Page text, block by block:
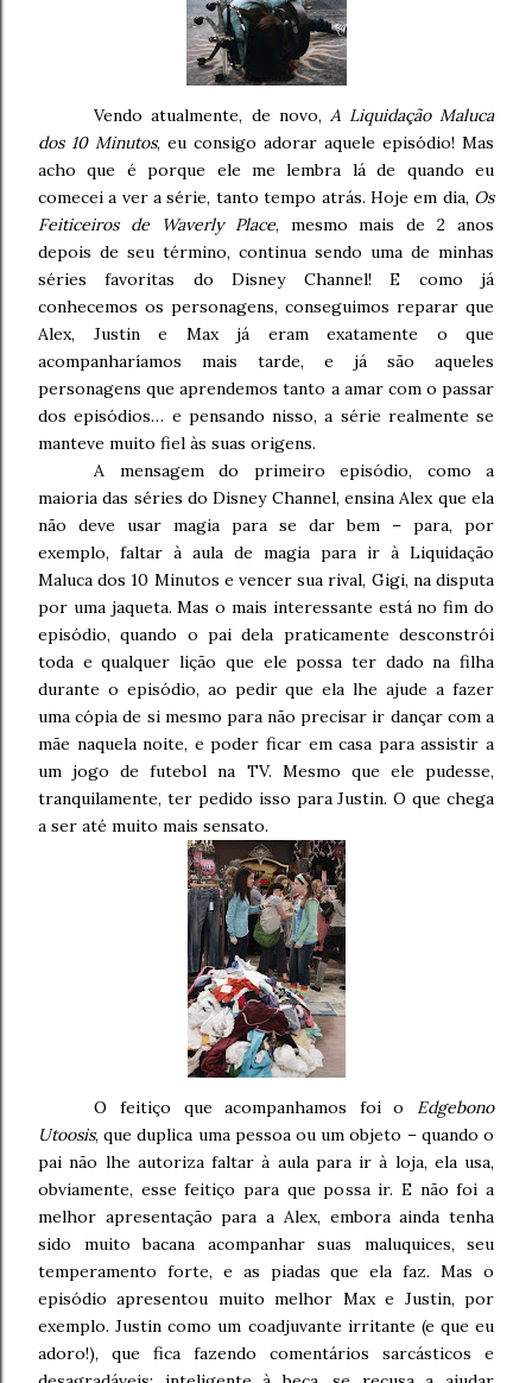
Vendo atualmente, de novo, A Liquidação Maluca
dos 10 Minutos, eu consigo adorar aquele episódio! Mas
acho que é porque ele me lembra lá de quando eu
comecei a ver a série, tanto tempo atrás. Hoje em dia, Os
Feiticeiros de Waverly Place, mesmo mais de 2 anos
depois de seu término, continua sendo uma de minhas
séries favoritas do Disney Channel! E como já
conhecemos os personagens, conseguimos reparar que
Alex, Justin e Max já eram exatamente o que
acompanharíamos mais tarde, e já são aqueles
personagens que aprendemos tanto a amar com o passar
dos episódios… e pensando nisso, a série realmente se
manteve muito fiel às suas origens.
A mensagem do primeiro episódio, como a
maioria das séries do Disney Channel, ensina Alex que ela
não deve usar magia para se dar bem – para, por
exemplo, faltar à aula de magia para ir à Liquidação
Maluca dos 10 Minutos e vencer sua rival, Gigi, na disputa
por uma jaqueta. Mas o mais interessante está no fim do
episódio, quando o pai dela praticamente desconstrói
toda e qualquer lição que ele possa ter dado na filha
durante o episódio, ao pedir que ela lhe ajude a fazer
uma cópia de si mesmo para não precisar ir dançar com a
mãe naquela noite, e poder ficar em casa para assistir a
um jogo de futebol na TV. Mesmo que ele pudesse,
tranquilamente, ter pedido isso para Justin. O que chega
a ser até muito mais sensato.
O feitiço que acompanhamos foi o Edgebono
Utoosis, que duplica uma pessoa ou um objeto – quando o
pai não lhe autoriza faltar à aula para ir à loja, ela usa,
obviamente, esse feitiço para que possa ir. E não foi a
melhor apresentação para a Alex, embora ainda tenha
sido muito bacana acompanhar suas maluquices, seu
temperamento forte, e as piadas que ela faz. Mas o
episódio apresentou muito melhor Max e Justin, por
exemplo. Justin como um coadjuvante irritante (e que eu
adoro!), que fica fazendo comentários sarcásticos e